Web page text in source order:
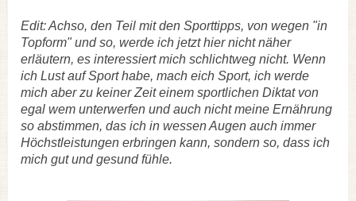
Edit: Achso, den Teil mit den Sporttipps, von wegen "in
Topform" und so, werde ich jetzt hier nicht näher
erläutern, es interessiert mich schlichtweg nicht. Wenn
ich Lust auf Sport habe, mach eich Sport, ich werde
mich aber zu keiner Zeit einem sportlichen Diktat von
egal wem unterwerfen und auch nicht meine Ernährung
so abstimmen, das ich in wessen Augen auch immer
Höchstleistungen erbringen kann, sondern so, dass ich
mich gut und gesund fühle.